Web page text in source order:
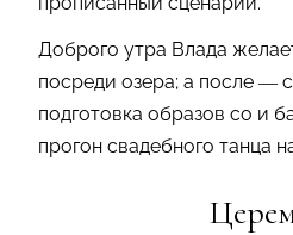
Доброго утра Влада
посреди озера; а после —
подготовка образов со и
прогон свадебного танца